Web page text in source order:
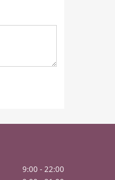
9:00 - 22:00